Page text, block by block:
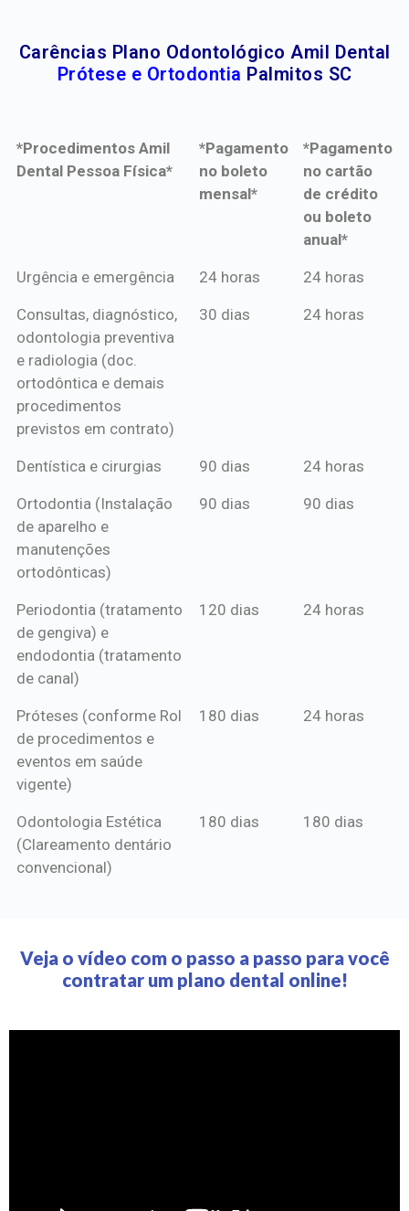
Carências Plano Odontológico Amil Dental
Prótese e Ortodontia Palmitos SC
*Procedimentos Amil
Dental Pessoa Física*
*Pagamento
no boleto
mensal*
*Pagamento
no cartão
de crédito
ou boleto
anual*
*Procedimentos Amil
*Pagamento
mensal*
*Pagamento
de crédito
Urgência e emergência 24 horas 24 horas
Consultas, diagnóstico,
odontologia preventiva
e radiologia (doc.
ortodôntica e demais
procedimentos
previstos em contrato)
30 dias 24 horas
Dentística e cirurgias 90 dias 24 horas
Ortodontia (Instalação
de aparelho e
manutenções
ortodônticas)
90 dias 90 dias
Periodontia (tratamento
de gengiva) e
endodontia (tratamento
de canal)
120 dias 24 horas
Próteses (conforme Rol
de procedimentos e
eventos em saúde
vigente)
180 dias 24 horas
Odontologia Estética
(Clareamento dentário
convencional)
180 dias 180 dias
Veja o vídeo com o passo a passo para você
contratar um plano dental online!